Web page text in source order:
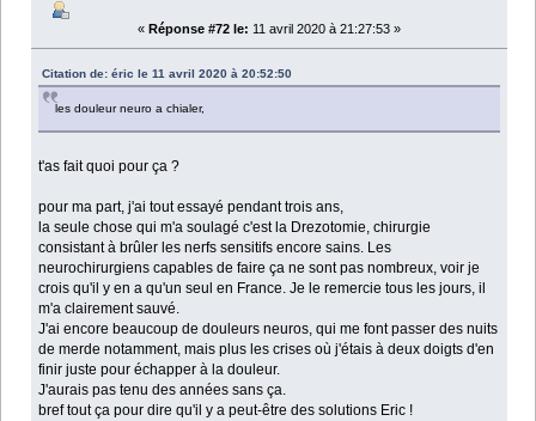
« Réponse #72 le: 11 avril 2020 à 21:27:53 »
Citation de: éric le 11 avril 2020 à 20:52:50
les douleur neuro a chialer,
t'as fait quoi pour ça ?
pour ma part, j'ai tout essayé pendant trois ans,
la seule chose qui m'a soulagé c'est la Drezotomie, chirurgie
consistant à brûler les nerfs sensitifs encore sains. Les
neurochirurgiens capables de faire ça ne sont pas nombreux, voir je
crois qu'il y en a qu'un seul en France. Je le remercie tous les jours, il
m'a clairement sauvé.
J'ai encore beaucoup de douleurs neuros, qui me font passer des nuits
de merde notamment, mais plus les crises où j'étais à deux doigts d'en
finir juste pour échapper à la douleur.
J'aurais pas tenu des années sans ça.
bref tout ça pour dire qu'il y a peut-être des solutions Eric !